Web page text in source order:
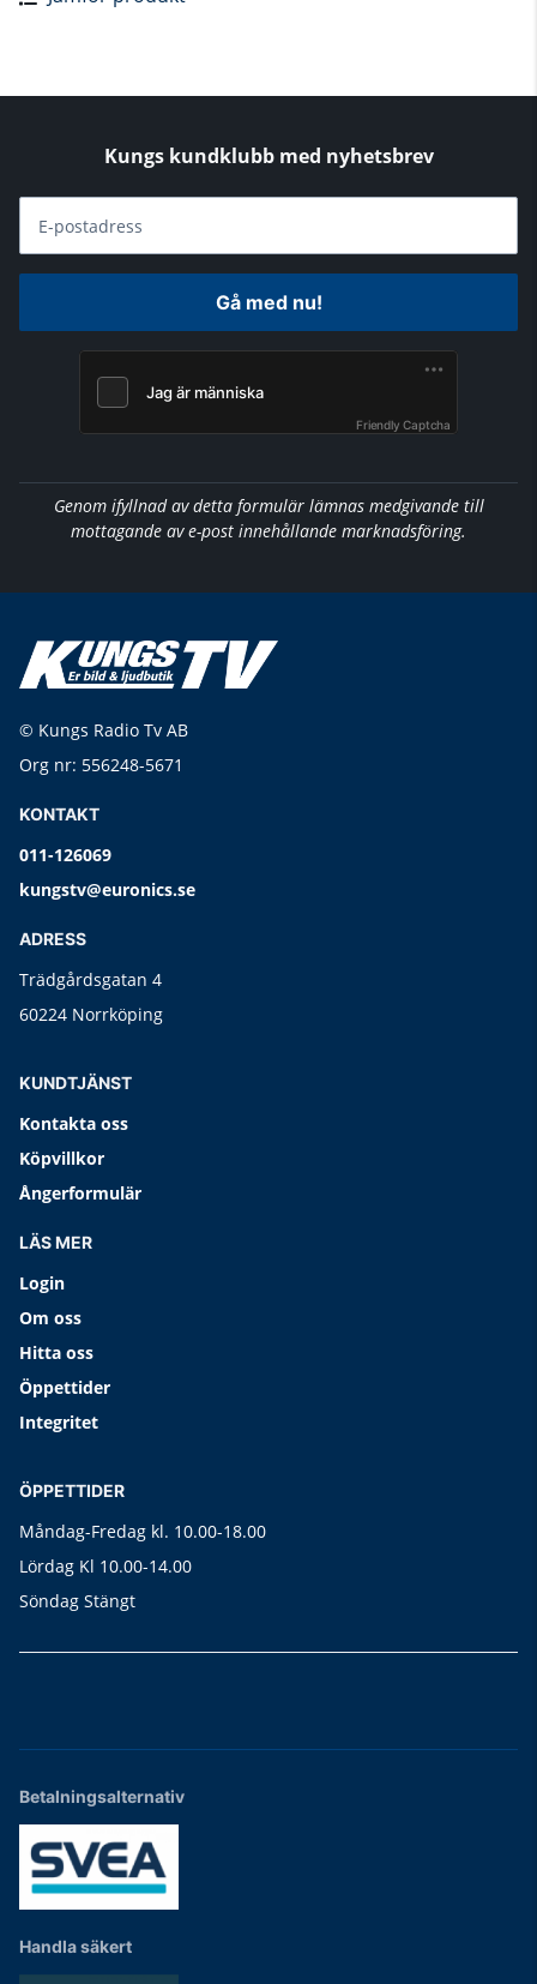
Kungs kundklubb med nyhetsbrev
E-postadress
Gå med nu!
Friendly Captcha
Genom ifyllnad av detta formulär lämnas medgivande till
mottagande av e-post innehållande marknadsföring.
© Kungs Radio Tv AB
Org nr: 556248-5671
KONTAKT
011-126069
kungstv@euronics.se
ADRESS
Trädgårdsgatan 4
60224 Norrköping
KUNDTJÄNST
Kontakta oss
Köpvillkor
Ångerformulär
LÄS MER
Login
Om oss
Hitta oss
Öppettider
Integritet
ÖPPETTIDER
Måndag-Fredag kl. 10.00-18.00
Lördag Kl 10.00-14.00
Söndag Stängt
Betalningsalternativ
Handla säkert